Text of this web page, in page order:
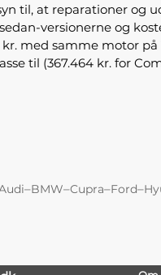
til, at reparationer og
versionerne og
med samme motor på
til (367.464 kr. for
–BMW–Cupra–Ford–